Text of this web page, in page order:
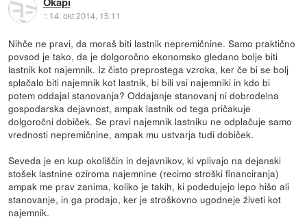
:: 14. okt 2014, 15:11
Nihče ne pravi, da moraš biti lastnik nepremičnine. Samo praktično
povsod je tako, da je dolgoročno ekonomsko gledano bolje biti
lastnik kot najemnik. Iz čisto preprostega vzroka, ker če bi se bolj
splačalo biti najemnik kot lastnik, bi bili vsi najemniki in kdo bi
potem oddajal stanovanja? Oddajanje stanovanj ni dobrodelna
gospodarska dejavnost, ampak lastnik od tega pričakuje
dolgoročni dobiček. Se pravi najemnik lastniku ne odplačuje samo
vrednosti nepremičnine, ampak mu ustvarja tudi dobiček.
Seveda je en kup okoliščin in dejavnikov, ki vplivajo na dejanski
stošek lastnine oziroma najemnine (recimo stroški financiranja)
ampak me prav zanima, koliko je takih, ki podedujejo lepo hišo ali
stanovanje, in ga prodajo, ker je stroškovno ugodneje živeti kot
najemnik.